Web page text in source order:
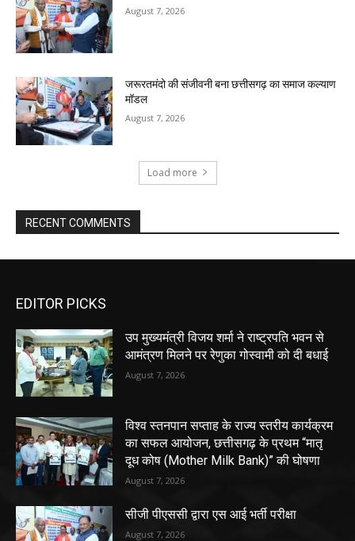
August 7, 2026
जरूरतमंदो की संजीवनी बना छत्तीसगढ़ का समाज कल्याण
मॉडल
August 7, 2026
Load more
RECENT COMMENTS
EDITOR PICKS
उप मुख्यमंत्री विजय शर्मा ने राष्ट्रपति भवन से
आमंत्रण मिलने पर रेणुका गोस्वामी को दी बधाई
August 7, 2026
विश्व स्तनपान सप्ताह के राज्य स्तरीय कार्यक्रम
का सफल आयोजन, छत्तीसगढ़ के प्रथम “मातृ
दूध कोष (Mother Milk Bank)” की घोषणा
August 7, 2026
सीजी पीएससी द्वारा एस आई भर्ती परीक्षा
August 7, 2026